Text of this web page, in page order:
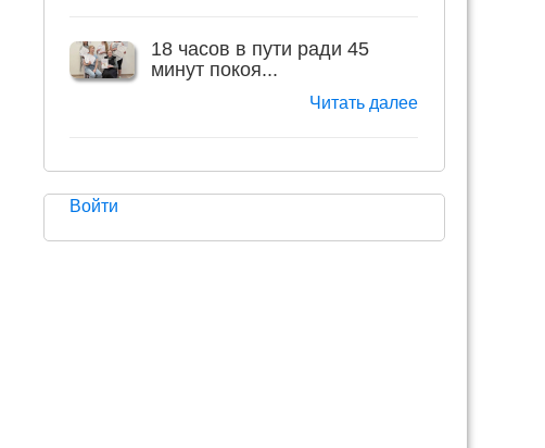
18 часов в пути ради 45
минут покоя...
Читать далее
Войти